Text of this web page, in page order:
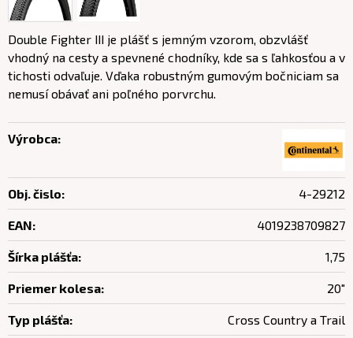
Double Fighter III je plášť s jemným vzorom, obzvlášť
vhodný na cesty a spevnené chodníky, kde sa s ľahkosťou a v
tichosti odvaľuje. Vďaka robustným gumovým bočniciam sa
nemusí obávať ani poľného porvrchu.
Výrobca:
Obj. čislo: 4-29212
EAN: 4019238709827
Šírka plášťa: 1,75
Priemer kolesa: 20"
Typ plášťa: Cross Country a Trail